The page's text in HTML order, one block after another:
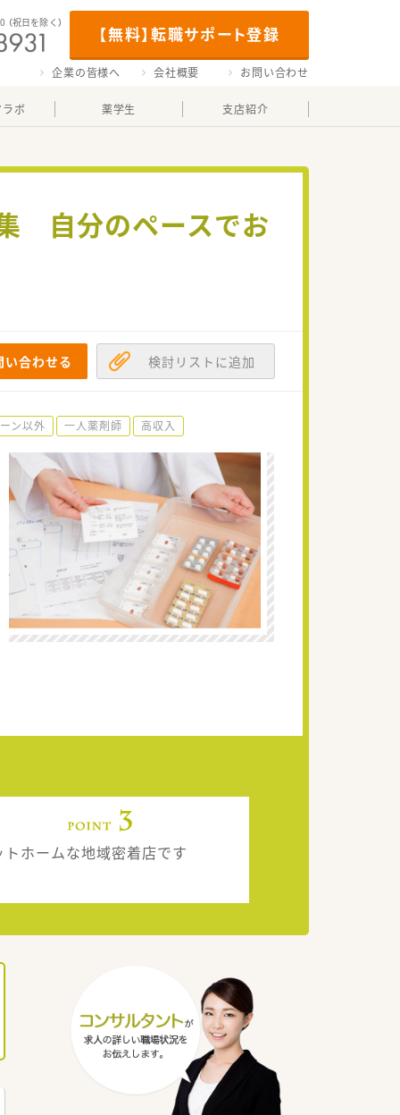
【無料】転職サポート登録
（祝日を除く）
企業の皆様へ 会社概要 お問い合わせ
ボ 薬学生 支店紹介
自分のペースでお
い合わせる 検討リストに追加
ン以外 一人薬剤師 高収入
トホームな地域密着店です